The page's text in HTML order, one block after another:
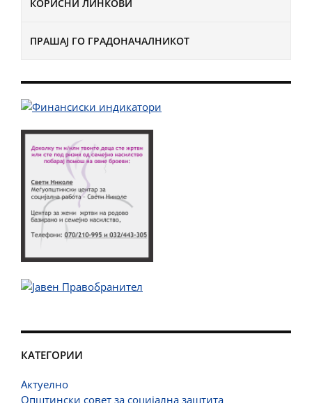
КОРИСНИ ЛИНКОВИ
ПРАШАЈ ГО ГРАДОНАЧАЛНИКОТ
КАТЕГОРИИ
Актуелно
Општински совет за социјална заштита